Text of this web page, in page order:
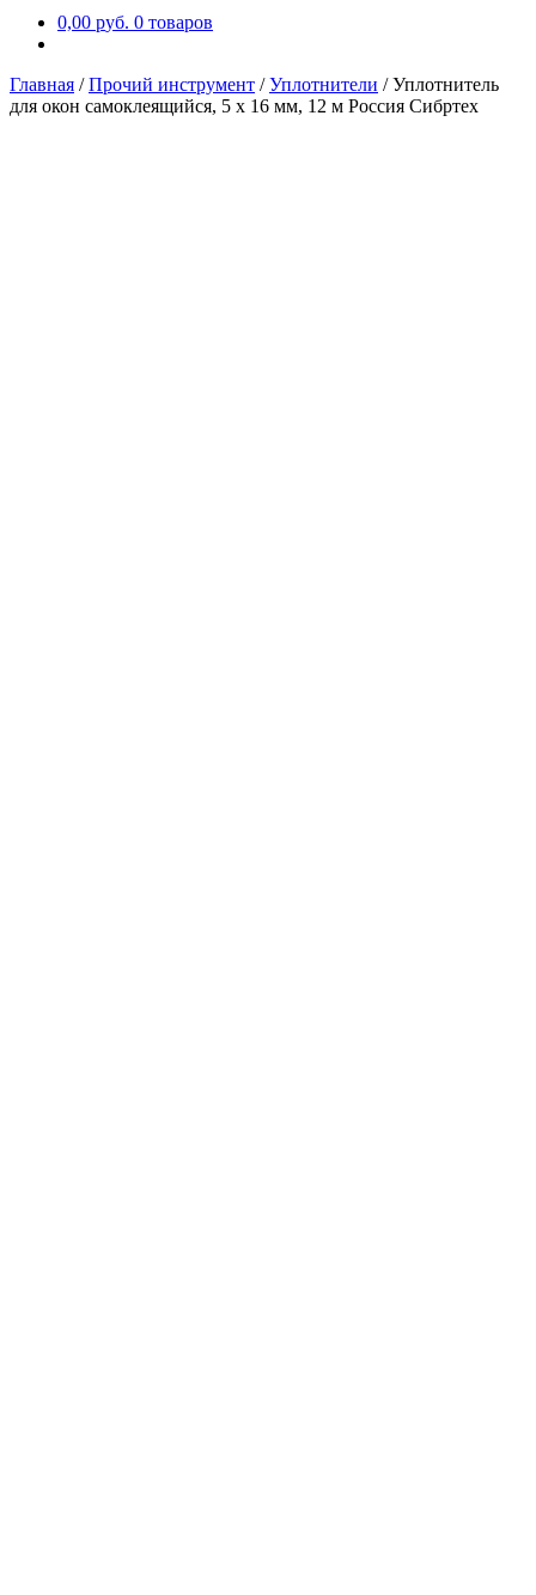
0,00 руб. 0 товаров
Главная /Прочий инструмент /Уплотнители /Уплотнитель
для окон самоклеящийся, 5 х 16 мм, 12 м Россия Сибртех